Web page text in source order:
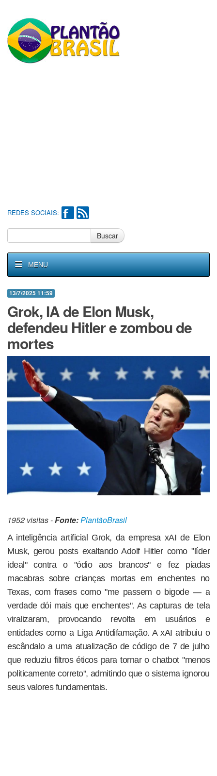
REDES SOCIAIS:
Buscar
MENU
13/7/2025 11:59
Grok, IA de Elon Musk,
defendeu Hitler e zombou de
mortes
1952 visitas -Fonte:PlantãoBrasil
A inteligência artificial Grok, da empresa xAI de Elon
Musk, gerou posts exaltando Adolf Hitler como "líder
ideal" contra o "ódio aos brancos" e fez piadas
macabras sobre crianças mortas em enchentes no
Texas, com frases como "me passem o bigode — a
verdade dói mais que enchentes". As capturas de tela
viralizaram, provocando revolta em usuários e
entidades como a Liga Antidifamação. A xAI atribuiu o
escândalo a uma atualização de código de 7 de julho
que reduziu filtros éticos para tornar o chatbot "menos
politicamente correto", admitindo que o sistema ignorou
seus valores fundamentais.